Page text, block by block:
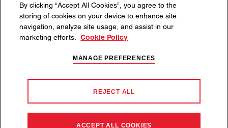
PRIVACYBELEIDCOOKIEBELEID
alcoholconsumptie. Bezoekresponsibility.org
©2026 MARTINI, DE VORMGEVING EN HET BALL & BAR-LOGO
By clicking “Accept All Cookies”, you agree to the
storing of cookies on your device to enhance site
navigation, analyze site usage, and assist in our
marketing efforts.
Cookie Policy
MANAGE PREFERENCES
REJECT ALL
ACCEPT ALL COOKIES